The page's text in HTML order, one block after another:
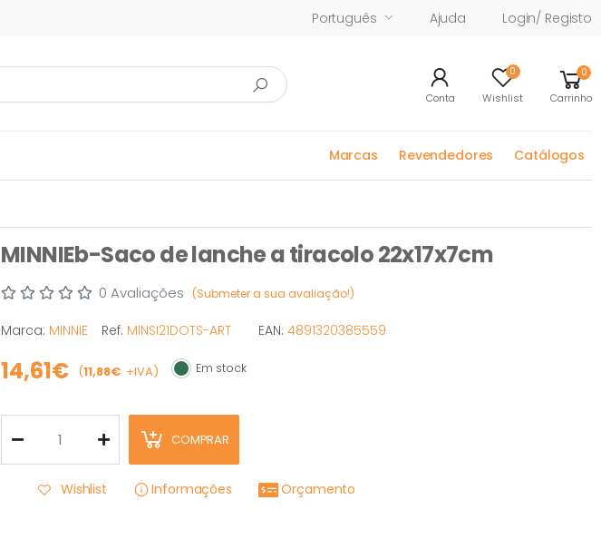
Português Ajuda Login/ Registo
Conta
0
Wishlist
0
Carrinho
Marcas Revendedores Catálogos
MINNIEb-Saco de lanche a tiracolo 22x17x7cm
0 Avaliações (Submeter a sua avaliação!)
Marca: MINNIE Ref. MINSI21DOTS-ART EAN: 4891320385559
14,61€ (11,88€ +IVA) Em stock
Em stock
COMPRAR
Wishlist Informações Orçamento